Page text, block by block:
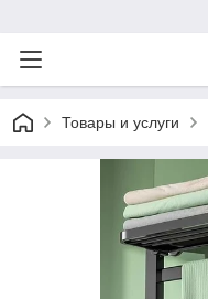
Товары и услуги